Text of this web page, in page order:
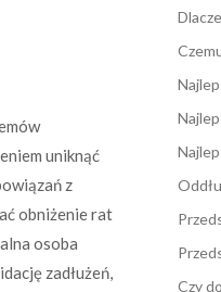
uniknąć
z
obniżenie rat
osoba
zadłużeń,
Czy